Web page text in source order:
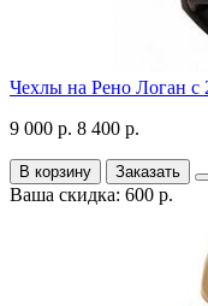
Чехлы на Рено Логан с
9 000 р. 8 400 р.
В корзину Заказать
Ваша скидка: 600 р.